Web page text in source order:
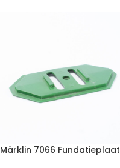
Märklin 7066 Fundatieplaat